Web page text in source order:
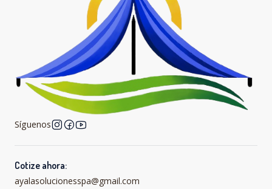
Síguenos
Cotize ahora:
ayalasolucionesspa@gmail.com